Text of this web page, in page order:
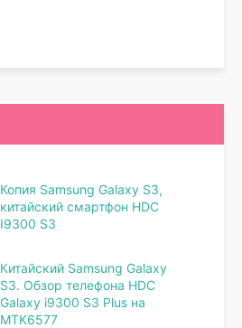
Копия Samsung Galaxy S3,
китайский смартфон HDC
I9300 S3
Китайский Samsung Galaxy
S3. Обзор телефона HDC
Galaxy i9300 S3 Plus на
MTK6577